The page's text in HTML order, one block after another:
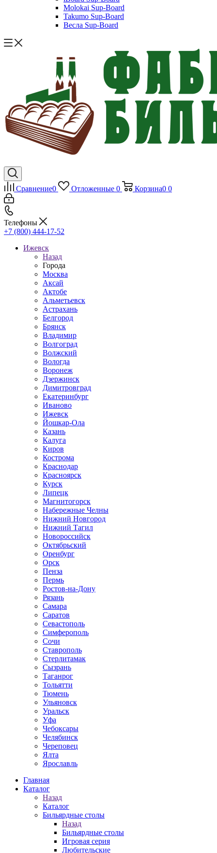
Molokai Sup-Board
Takumo Sup-Board
Весла Sup-Board
Сравнение0 Отложенные 0 Корзина0 0
Телефоны
+7 (800) 444-17-52
Ижевск
Назад
Города
Москва
Аксай
Актобе
Альметьевск
Астрахань
Белгород
Брянск
Владимир
Волгоград
Волжский
Вологда
Воронеж
Дзержинск
Димитровград
Екатеринбург
Иваново
Ижевск
Йошкар-Ола
Казань
Калуга
Киров
Кострома
Краснодар
Красноярск
Курск
Липецк
Магнитогорск
Набережные Челны
Нижний Новгород
Нижний Тагил
Новороссийск
Октябрьский
Оренбург
Орск
Пенза
Пермь
Ростов-на-Дону
Рязань
Самара
Саратов
Севастополь
Симферополь
Сочи
Ставрополь
Стерлитамак
Сызрань
Таганрог
Тольятти
Тюмень
Ульяновск
Уральск
Уфа
Чебоксары
Челябинск
Череповец
Ялта
Ярославль
Главная
Каталог
Назад
Каталог
Бильярдные столы
Назад
Бильярдные столы
Игровая серия
Любительские